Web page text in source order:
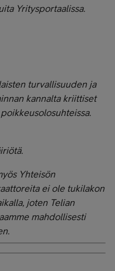
Yritysportaalissa.
turvallisuuden ja
kannalta kriittiset
Yhteisön
ei ole tukilakon
joten Telian
mahdollisesti